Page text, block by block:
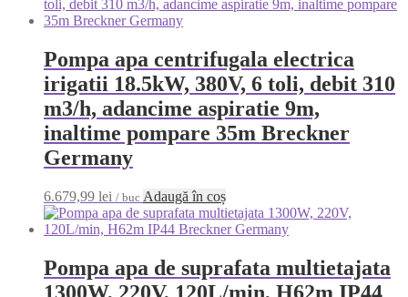
Pompa apa centrifugala electrica
irigatii 18.5kW, 380V, 6 toli, debit 310
m3/h, adancime aspiratie 9m,
inaltime pompare 35m Breckner
Germany
6.679,99 lei / buc Adaugă în coș
Pompa apa de suprafata multietajata